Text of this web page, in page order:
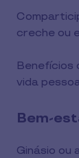
creche ou
Benefícios
vida
Bem-
Ginásio ou